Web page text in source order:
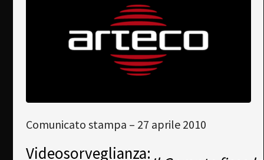
Where to buy
Download
Languages
Search
Comunicato stampa – 27 aprile 2010
Videosorveglianza: